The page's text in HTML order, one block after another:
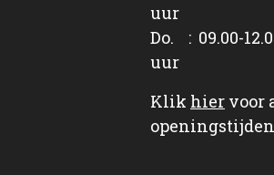
uur
Do. : 09.00-
uur
Klik hier voor